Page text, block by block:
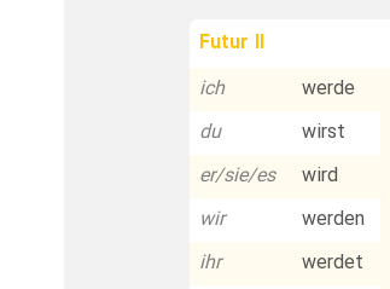
Futur II
ich
werde
du
wirst
er/sie/es
wird
wir
werden
ihr
werdet